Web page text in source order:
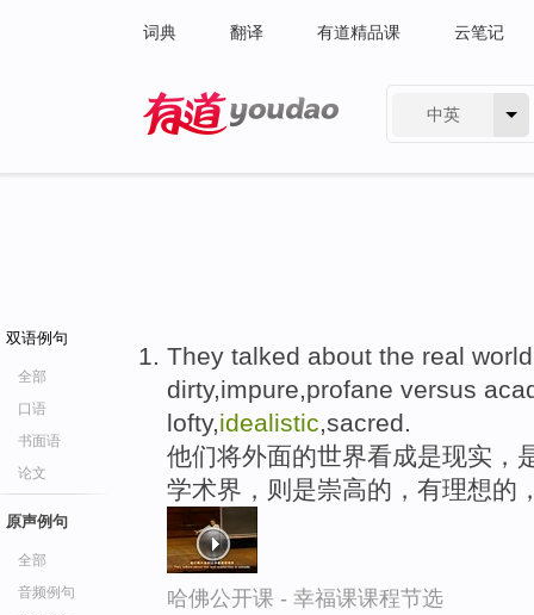
词典 翻译 有道精品课 云笔记
中英
双语例句
全部
口语
书面语
论文
原声例句
全部
音频例句
They talked about the real
dirty,impure,profane versus
lofty,idealistic,sacred.
他们将外面的世界看成是现实，
学术界，则是崇高的，有理想的
哈佛公开课 - 幸福课课程节选